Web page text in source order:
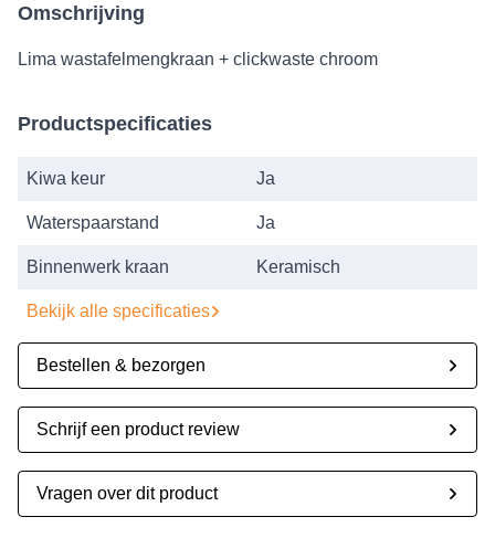
Omschrijving
Lima wastafelmengkraan + clickwaste chroom
Productspecificaties
Kiwa keur Ja
Waterspaarstand Ja
Binnenwerk kraan Keramisch
Bekijk alle specificaties
Bestellen & bezorgen
Schrijf een product review
Vragen over dit product